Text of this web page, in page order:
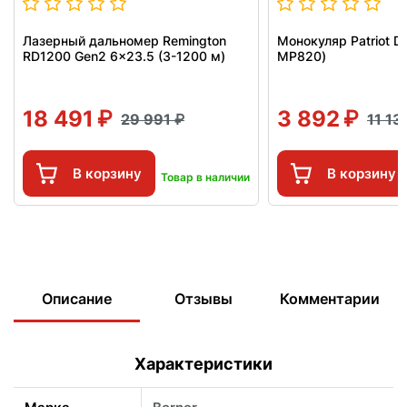
Лазерный дальномер Remington
RD1200 Gen2 6x23.5 (3-1200 м)
18 491 29 991
В корзину Товар в наличии
Монокуляр Patriot
MP820)
3 892 11
В корзину
Описание Отзывы Комментарии
Характеристики